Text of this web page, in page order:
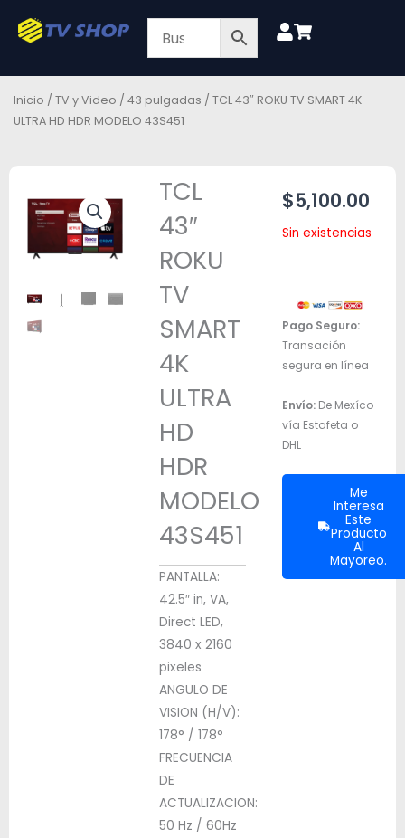
Inicio / TV y Video / 43 pulgadas / TCL 43″ ROKU TV SMART 4K
ULTRA HD HDR MODELO 43S451
TCL
43″
ROKU
TV
SMART
4K
ULTRA
HD
HDR
MODELO
43S451
PANTALLA:
42.5″ in, VA,
Direct LED,
3840 x 2160
pixeles
ANGULO DE
VISION (H/V):
178° / 178°
FRECUENCIA
DE
ACTUALIZACION:
50 Hz / 60Hz
$5,100.00
Sin existencias
Pago Seguro:
Transación
segura en línea
Envío:De Mexíco
vía Estafeta o
DHL
Me
Interesa
Este
Producto
Al
Mayoreo.